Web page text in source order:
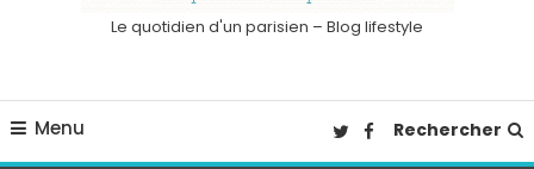
Le quotidien d'un parisien – Blog lifestyle
Menu Rechercher